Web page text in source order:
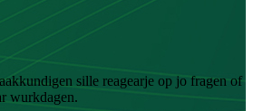
sille reagearje op jo fragen of
wurkdagen.